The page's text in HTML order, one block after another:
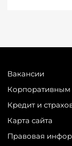
Вакансии
Корпоративным
Кредит и
Карта сайта
Правовая